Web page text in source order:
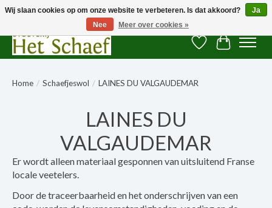
Verlanglijst
Home / Schaefjeswol / LAINES DU VALGAUDEMAR
LAINES DU
VALGAUDEMAR
Er wordt alleen materiaal gesponnen van uitsluitend Franse
locale veetelers.
Door de traceerbaarheid en het onderschrijven van een
Wij slaan cookies op om onze website te verbeteren. Is dat akkoord?
Ja
Nee
Meer over cookies »